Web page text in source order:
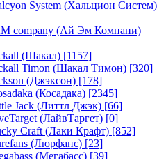
System (Хальцион Систем)
company (Ай Эм Компани)
(Шакал) [1157]
Timon (Шакал Тимон) [320]
(Джэксон) [178]
(Косадака) [2345]
Jack (Литтл Джэк) [66]
(ЛайвТаргет) [0]
Craft (Лаки Крафт) [852]
(Люрфанс) [23]
(Мегабасс) [39]